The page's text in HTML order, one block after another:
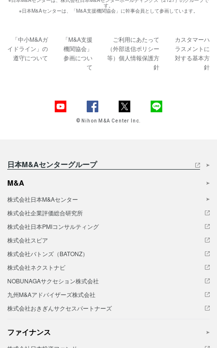
す。
※日本M&Aセンターは、「M&A支援機関協会」に幹事会員として参画しています。
「中小M&Aガ
イドライン」の
遵守について
「M&A支援
機関協会」
参画につい
て
ご利用にあたって
（外部送信ポリシー
等）個人情報保護方
針
カスタマーハ
ラスメントに
対する基本方
針
© Nihon M&A Center Inc.
日本M&Aセンターグループ
M&A
株式会社日本M&Aセンター
株式会社企業評価総合研究所
株式会社日本PMIコンサルティング
株式会社スピア
株式会社バトンズ（BATONZ）
株式会社ネクストナビ
NOBUNAGAサクセション株式会社
九州M&Aアドバイザーズ株式会社
株式会社おきぎんサクセスパートナーズ
ファイナンス